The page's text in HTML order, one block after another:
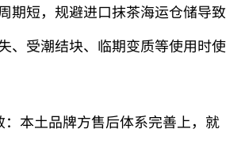
期短，规避进口抹茶海运仓储导致
、受潮结块、临期变质等使用时使
本土品牌方售后体系完善上，就